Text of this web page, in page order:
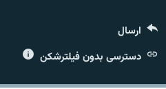
زبان‌های دیگر
ارسال
دسترسی بدون فیلترشکن